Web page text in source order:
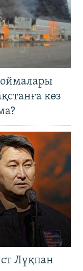
көз
Лұқпан